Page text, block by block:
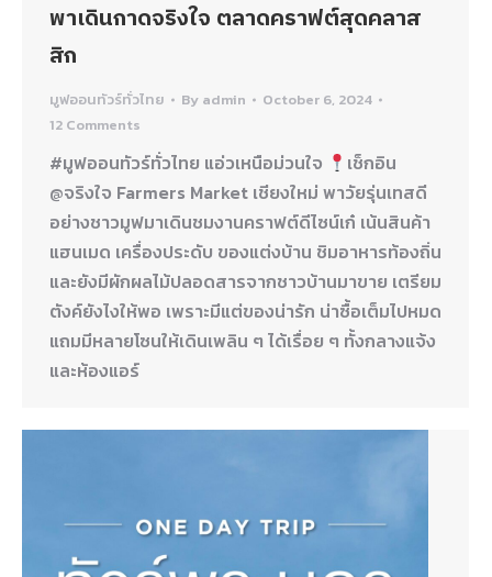
พาเดินกาดจริงใจ ตลาดคราฟต์สุดคลาส
สิก
มูฟออนทัวร์ทั่วไทย By admin
October 6, 2024
12 Comments
#มูฟออนทัวร์ทั่วไทย แอ่วเหนือม่วนใจ
เช็กอิน
@จริงใจ Farmers Market เชียงใหม่ พาวัยรุ่นเทสดี
อย่างชาวมูฟมาเดินชมงานคราฟต์ดีไซน์เก๋ เน้นสินค้า
แฮนเมด เครื่องประดับ ของแต่งบ้าน ชิมอาหารท้องถิ่น
และยังมีผักผลไม้ปลอดสารจากชาวบ้านมาขาย เตรียม
ตังค์ยังไงให้พอ เพราะมีแต่ของน่ารัก น่าซื้อเต็มไปหมด
แถมมีหลายโซนให้เดินเพลิน ๆ ได้เรื่อย ๆ ทั้งกลางแจ้ง
และห้องแอร์